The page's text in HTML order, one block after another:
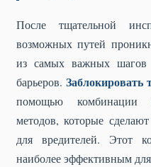
После тщательной
возможных путей
из самых важных шагов
барьеров. Заблокировать
помощью комбинации
методов, которые
для вредителей. Этот
наиболее эффективным